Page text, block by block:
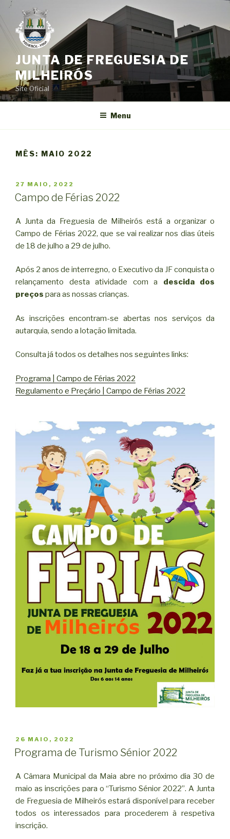
Saltar
o
conteúdo
JUNTA DE FREGUESIA DE
MILHEIRÓS
Site Oficial
Menu
MÊS: MAIO 2022
PUBLICADO
EM
27 MAIO, 2022
Campo de Férias 2022
A Junta da Freguesia de Milheirós está a organizar o
Campo de Férias 2022, que se vai realizar nos dias úteis
de 18 de julho a 29 de julho.
Após 2 anos de interregno, o Executivo da JF conquista o
relançamento desta atividade com a descida dos
preços para as nossas crianças.
As inscrições encontram-se abertas nos serviços da
autarquia, sendo a lotação limitada.
Consulta já todos os detalhes nos seguintes links:
Programa | Campo de Férias 2022
Regulamento e Preçário | Campo de Férias 2022
PUBLICADO
EM
26 MAIO, 2022
Programa de Turismo Sénior 2022
A Câmara Municipal da Maia abre no próximo dia 30 de
maio as inscrições para o “Turismo Sénior 2022”. A Junta
de Freguesia de Milheirós estará disponível para receber
todos os interessados para procederem à respetiva
inscrição.